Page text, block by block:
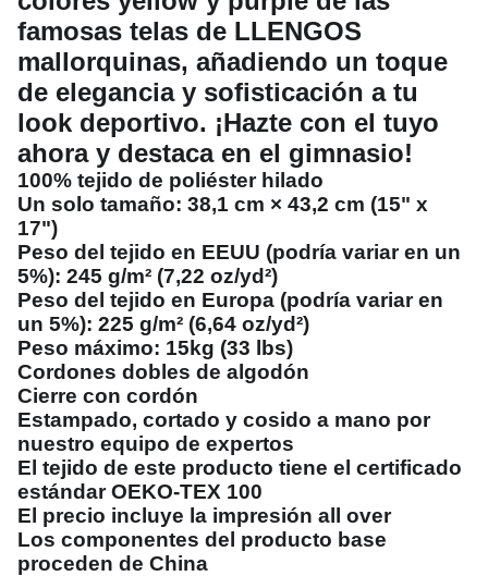
famosas telas de LLENGOS
mallorquinas, añadiendo un toque
de elegancia y sofisticación a tu
look deportivo. ¡Hazte con el tuyo
ahora y destaca en el gimnasio!
100% tejido de poliéster hilado
Un solo tamaño: 38,1 cm × 43,2 cm (15" x
17")
Peso del tejido en EEUU (podría variar en un
5%): 245 g/m² (7,22 oz/yd²)
Peso del tejido en Europa (podría variar en
un 5%): 225 g/m² (6,64 oz/yd²)
Peso máximo: 15kg (33 lbs)
Cordones dobles de algodón
Cierre con cordón
Estampado, cortado y cosido a mano por
nuestro equipo de expertos
El tejido de este producto tiene el certificado
estándar OEKO-TEX 100
El precio incluye la impresión all over
Los componentes del producto base
proceden de China